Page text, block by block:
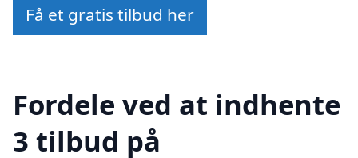
Få et gratis tilbud her
Fordele ved at indhente
3 tilbud på